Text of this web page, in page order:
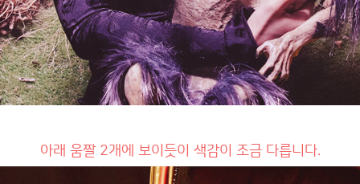
아래 움짤 2개에 보이듯이 색감이 조금 다릅니다.